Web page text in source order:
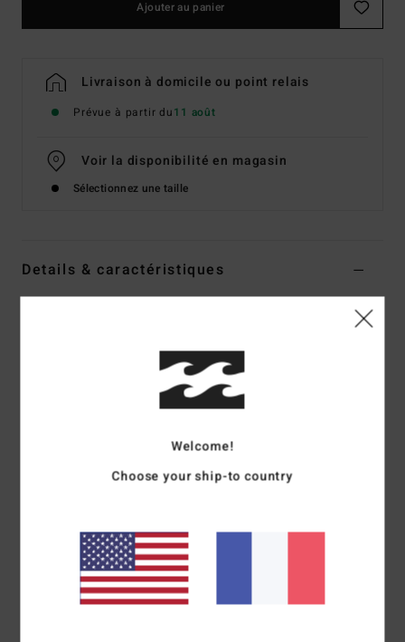
Ajouter au panier
Livraison à domicile ou point relais
Prévue à partir du11 août
Voir la disponibilité en magasin
Sélectionnez une taille
Details & caractéristiques
couvrance minimaliste
Taille : échancrure haute sur la jambe (High Leg)
Composition69 % polyester recyclé 23 % polyester / 8 %
élasthanne
Traçabilité du produit (Loi Agec)
Welcome!
Choose your ship-to country